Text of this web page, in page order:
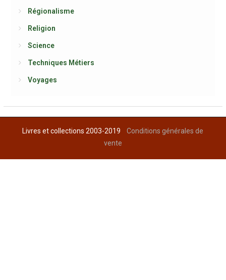
Régionalisme
Religion
Science
Techniques Métiers
Voyages
Livres et collections 2003-2019Conditions générales de
vente